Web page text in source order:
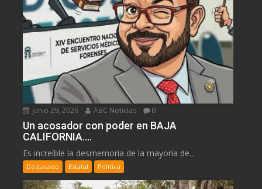
junio 29, 2026 ABC Noticias 0
Un acosador con poder en BAJA
CALIFORNIA….
Es increíble la desmemoria de la mayoría de...
Destacado Estatal Politica